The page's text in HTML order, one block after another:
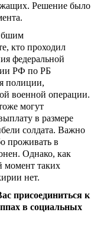
Решение было
кто проходил
федеральной
РФ по РБ
полиции,
военной операции.
могут
в размере
солдата. Важно
проживать в
Однако, как
момент таких
нет.
присоединиться к
в социальных